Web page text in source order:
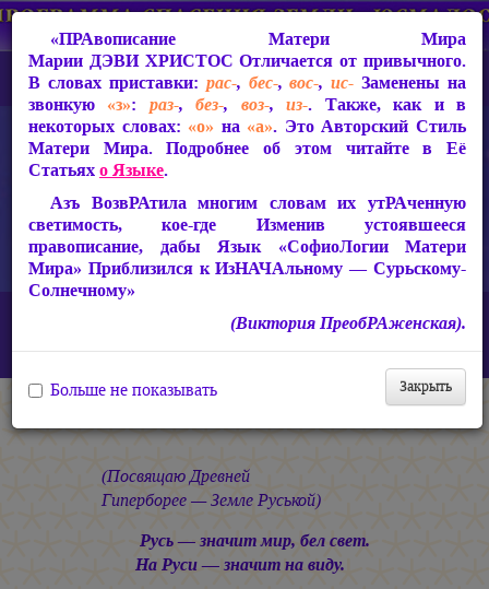
СакРАльная Поэзия Матери Мира
Песнь РАсии Славной
Песнь РАсии Славной
(Посвящаю Древней
Гиперборее — Земле Руськой)
Русь — значит мир, бел свет.
На Руси — значит на виду.
«ПРАвописание Матери Мира
Марии ДЭВИ ХРИСТОС Отличается от привычного.
В словах приставки: рас-, бес-,вос-,ис- Заменены на
звонкую «з»: раз-,без-, воз-,из-. Также, как и в
некоторых словах: «о» на «а». Это Авторский Стиль
Матери Мира. Подробнее об этом читайте в Её
Статьяхо Языке.
Азъ ВозвРАтила многим словам их утРАченную
светимость, кое-где Изменив устоявшееся
правописание, дабы Язык «СофиоЛогии Матери
Мира» Приблизился к ИзНАЧАльному — Сурьскому-
Солнечному»
(Виктория ПреобРАженская).
Закрыть
Больше не показывать